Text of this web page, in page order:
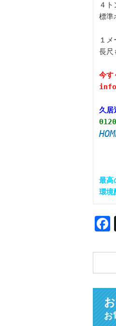
４ト
標準
１
長尺
今す
久居
最高
環境
お